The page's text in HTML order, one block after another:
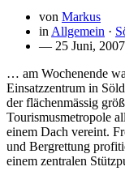
von Markus
in Allgemein ·
— 25 Juni, 2007
… am Wochenende
Einsatzzentrum in
der flächenmässig
Tourismusmetropole
einem Dach vereint.
und Bergrettung
einem zentralen